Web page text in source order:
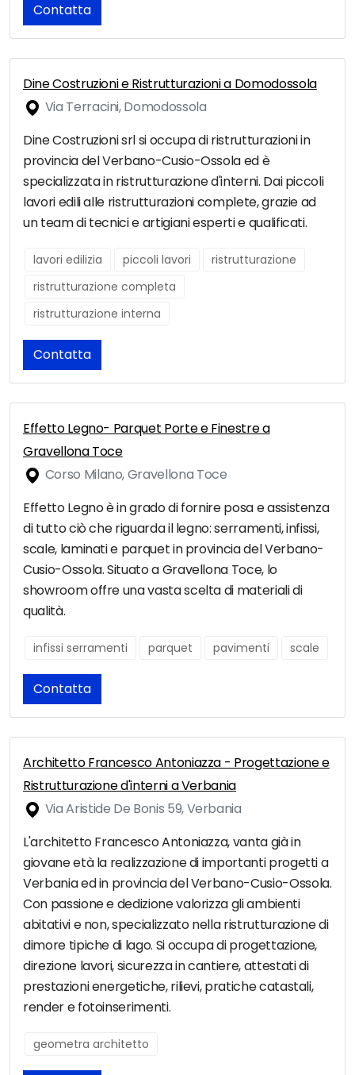
Contatta
Dine Costruzioni e Ristrutturazioni a Domodossola
Via Terracini, Domodossola
Dine Costruzioni srl si occupa di ristrutturazioni in
provincia del Verbano-Cusio-Ossola ed è
specializzata in ristrutturazione d'interni. Dai piccoli
lavori edili alle ristrutturazioni complete, grazie ad
un team di tecnici e artigiani esperti e qualificati.
lavori edilizia piccoli lavori
ristrutturazione
ristrutturazione completa
ristrutturazione interna
Contatta
Effetto Legno- Parquet Porte e Finestre a
Gravellona Toce
Corso Milano, Gravellona Toce
Effetto Legno è in grado di fornire posa e assistenza
di tutto ciò che riguarda il legno: serramenti, infissi,
scale, laminati e parquet in provincia del Verbano-
Cusio-Ossola. Situato a Gravellona Toce, lo
showroom offre una vasta scelta di materiali di
qualità.
infissi serramenti parquet pavimenti scale
Contatta
Architetto Francesco Antoniazza - Progettazione e
Ristrutturazione d'interni a Verbania
Via Aristide De Bonis 59, Verbania
L'architetto Francesco Antoniazza, vanta già in
giovane età la realizzazione di importanti progetti a
Verbania ed in provincia del Verbano-Cusio-Ossola.
Con passione e dedizione valorizza gli ambienti
abitativi e non, specializzato nella ristrutturazione di
dimore tipiche di lago. Si occupa di progettazione,
direzione lavori, sicurezza in cantiere, attestati di
prestazioni energetiche, rilievi, pratiche catastali,
render e fotoinserimenti.
geometra architetto